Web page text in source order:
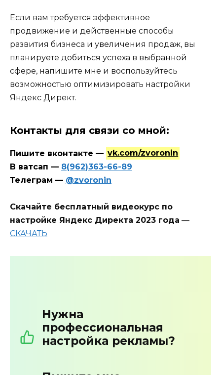
Если вам требуется эффективное
продвижение и действенные способы
развития бизнеса и увеличения продаж, вы
планируете добиться успеха в выбранной
сфере, напишите мне и воспользуйтесь
возможностью оптимизировать настройки
Яндекс Директ.
Контакты для связи со мной:
Пишите вконтакте — vk.com/zvoronin
В ватсап — 8(962)363-66-89
Телеграм — @zvoronin
Скачайте бесплатный видеокурс по
настройке Яндекс Директа 2023 года —
СКАЧАТЬ
Нужна
профессиональная
настройка рекламы?